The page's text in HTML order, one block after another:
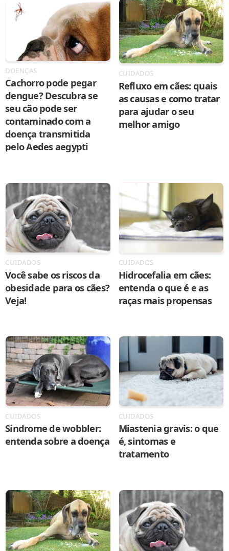
DOENÇAS
Cachorro pode pegar
dengue? Descubra se
seu cão pode ser
contaminado com a
doença transmitida
pelo Aedes aegypti
CUIDADOS
Refluxo em cães: quais
as causas e como tratar
para ajudar o seu
melhor amigo
CUIDADOS
Você sabe os riscos da
obesidade para os cães?
Veja!
CUIDADOS
Hidrocefalia em cães:
entenda o que é e as
raças mais propensas
CUIDADOS
Síndrome de wobbler:
entenda sobre a doença
CUIDADOS
Miastenia gravis: o que
é, sintomas e
tratamento